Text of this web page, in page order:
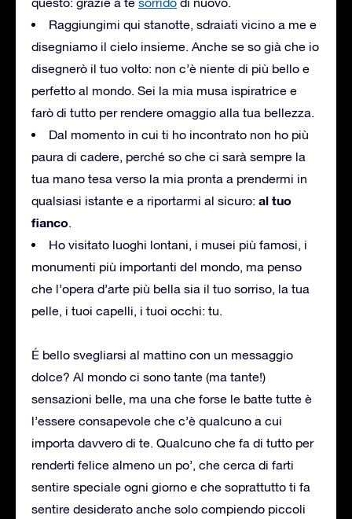
Raggiungimi qui stanotte, sdraiati vicino a me e
disegniamo il cielo insieme. Anche se so già che io
disegnerò il tuo volto: non c’è niente di più bello e
perfetto al mondo. Sei la mia musa ispiratrice e
farò di tutto per rendere omaggio alla tua bellezza.
Dal momento in cui ti ho incontrato non ho più
paura di cadere, perché so che ci sarà sempre la
tua mano tesa verso la mia pronta a prendermi in
qualsiasi istante e a riportarmi al sicuro: al tuo
fianco.
Ho visitato luoghi lontani, i musei più famosi, i
monumenti più importanti del mondo, ma penso
che l’opera d’arte più bella sia il tuo sorriso, la tua
pelle, i tuoi capelli, i tuoi occhi: tu.
É bello svegliarsi al mattino con un messaggio
dolce? Al mondo ci sono tante (ma tante!)
sensazioni belle, ma una che forse le batte tutte è
l’essere consapevole che c’è qualcuno a cui
importa davvero di te. Qualcuno che fa di tutto per
renderti felice almeno un po’, che cerca di farti
sentire speciale ogni giorno e che soprattutto ti fa
sentire desiderato anche solo compiendo piccoli